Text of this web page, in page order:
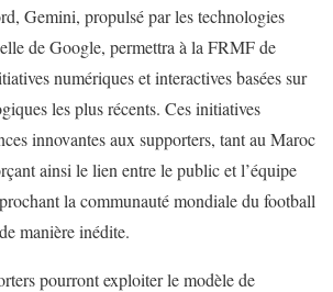
Gemini, propulsé par les technologies
de Google, permettra à la FRMF de
numériques et interactives basées sur
les plus récents. Ces initiatives
innovantes aux supporters, tant au Maroc
ainsi le lien entre le public et l’équipe
la communauté mondiale du football
manière inédite.
pourront exploiter le modèle de